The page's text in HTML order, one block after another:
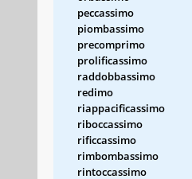
peccassimo
piombassimo
precomprimo
prolificassimo
raddobbassimo
redimo
riappacificassimo
riboccassimo
rificcassimo
rimbombassimo
rintoccassimo